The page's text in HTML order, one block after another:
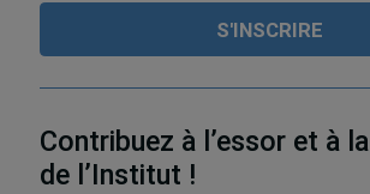
Contribuez à l’essor et à
de l’Institut !